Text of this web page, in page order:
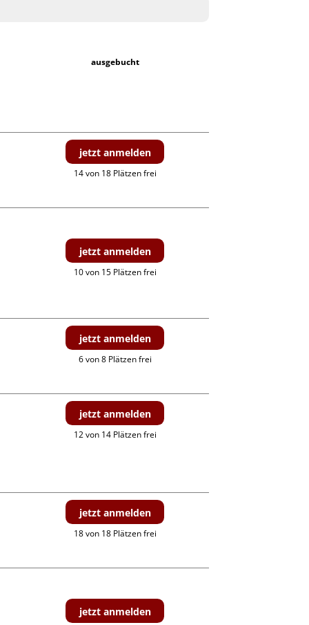
ausgebucht
jetzt anmelden
14 von 18 Plätzen frei
jetzt anmelden
10 von 15 Plätzen frei
jetzt anmelden
6 von 8 Plätzen frei
jetzt anmelden
12 von 14 Plätzen frei
jetzt anmelden
18 von 18 Plätzen frei
jetzt anmelden